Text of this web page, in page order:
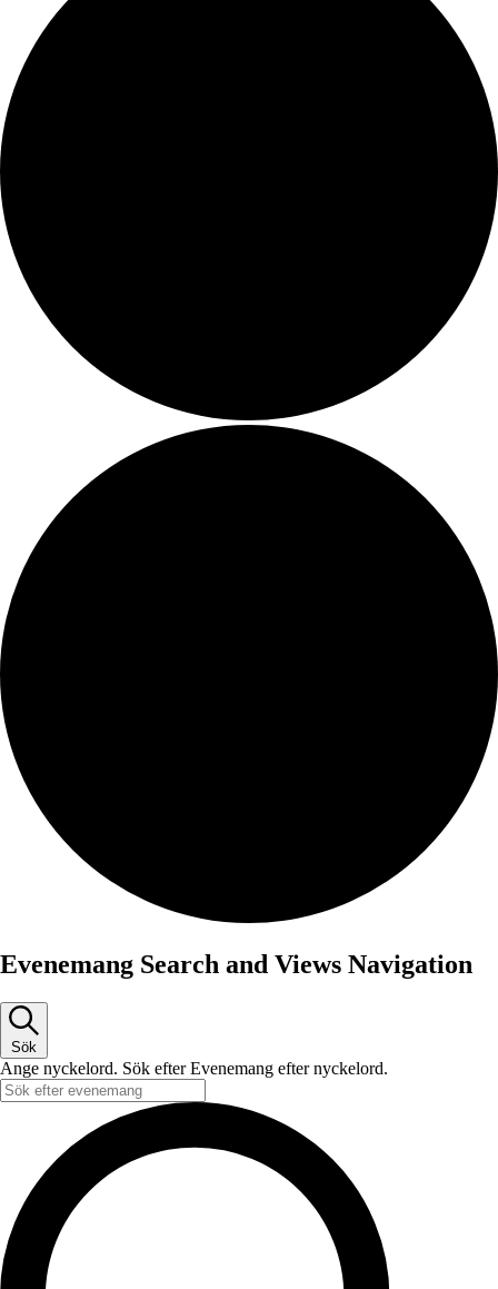
Evenemang Search and Views Navigation
Sök
Ange nyckelord. Sök efter Evenemang efter nyckelord.